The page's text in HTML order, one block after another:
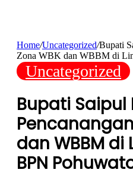
Home/Uncategorized/Bupati
Zona WBK dan WBBM di
Uncategorized
Bupati Saipul
dan WBBM di
BPN